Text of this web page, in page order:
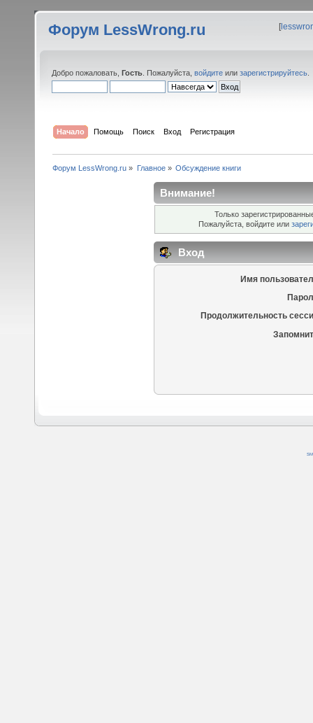
Форум LessWrong.ru [
Добро пожаловать, Гость . Пожалуйста, войдите или зарегистрируйтесь
Начало Помощь Поиск Вход Регистрация
Форум LessWrong.ru » Главное» Обсуждение книги
Внимание!
Только
Пожалуйста, войдите или
Вход
Имя
Продолжительность